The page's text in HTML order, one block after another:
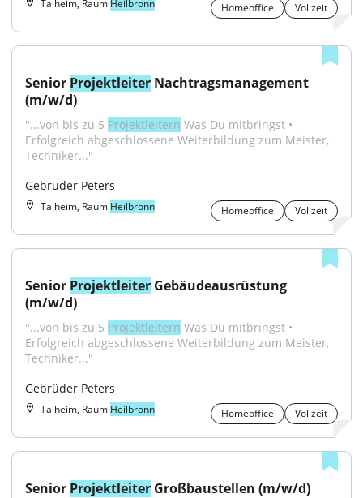
Talheim, Raum Heilbronn Homeoffice Vollzeit
Senior Projektleiter Nachtragsmanagement
(m/w/d)
"...von bis zu 5 Projektleitern Was Du mitbringst •
Erfolgreich abgeschlossene Weiterbildung zum Meister,
Techniker..."
Gebrüder Peters
Talheim, Raum Heilbronn Homeoffice Vollzeit
Senior Projektleiter Gebäudeausrüstung
(m/w/d)
"...von bis zu 5 Projektleitern Was Du mitbringst •
Erfolgreich abgeschlossene Weiterbildung zum Meister,
Techniker..."
Gebrüder Peters
Talheim, Raum Heilbronn Homeoffice Vollzeit
Senior Projektleiter Großbaustellen (m/w/d)